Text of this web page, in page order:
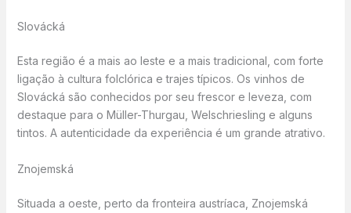
Slovácká
Esta região é a mais ao leste e a mais tradicional, com forte
ligação à cultura folclórica e trajes típicos. Os vinhos de
Slovácká são conhecidos por seu frescor e leveza, com
destaque para o Müller-Thurgau, Welschriesling e alguns
tintos. A autenticidade da experiência é um grande atrativo.
Znojemská
Situada a oeste, perto da fronteira austríaca, Znojemská